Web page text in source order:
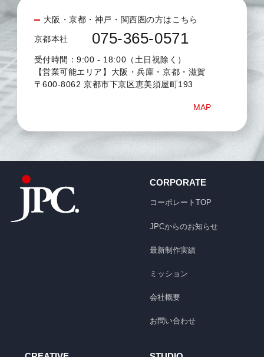
大阪・京都・神戸・関西圏の方はこちら
京都本社 075-365-0571
受付時間：9:00 - 18:00（土日祝除く）
【営業可能エリア】大阪・兵庫・京都・滋賀
〒600-8062 京都市下京区恵美須屋町193
MAP
CORPORATE
コーポレートTOP
JPCからのお知らせ
最新制作実績
ミッション
会社概要
お問い合わせ